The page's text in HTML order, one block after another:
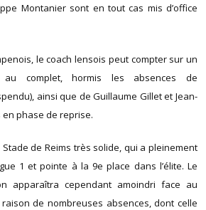
Montanier sont en tout cas mis d’office
le coach lensois peut compter sur un
au complet, hormis les absences de
ainsi que de Guillaume Gillet et Jean-
phase de reprise.
Stade de Reims très solide, qui a pleinement
1 et pointe à la 9e place dans l’élite. Le
apparaîtra cependant amoindri face au
de nombreuses absences, dont celle